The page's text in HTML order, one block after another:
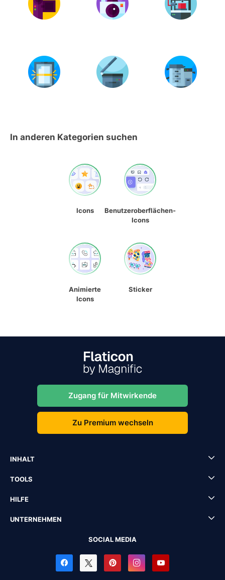
In anderen Kategorien suchen
Icons
Benutzeroberflächen-
Icons
Animierte
Icons
Sticker
Zugang für Mitwirkende
Zu Premium wechseln
INHALT
TOOLS
HILFE
UNTERNEHMEN
SOCIAL MEDIA